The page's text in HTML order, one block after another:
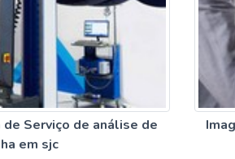
Serviço de análise de
em sjc